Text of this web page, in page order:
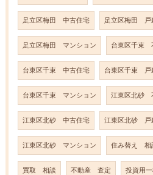
足立区梅田 中古住宅 足立区梅田 戸
足立区梅田 マンション 台東区千束
台東区千束 中古住宅 台東区千束 戸
台東区千束 マンション 江東区北砂
江東区北砂 中古住宅 江東区北砂 戸
江東区北砂 マンション 住み替え 相
買取 相談 不動産 査定 投資用